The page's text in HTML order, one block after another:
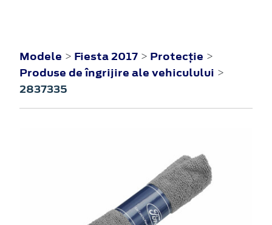
Modele > Fiesta 2017 > Protecţie >
Produse de îngrijire ale vehiculului >
2837335